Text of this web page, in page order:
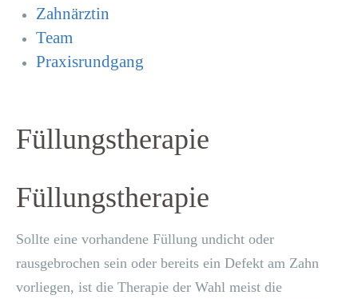
Zahnärztin
Team
Praxisrundgang
Füllungstherapie
Füllungstherapie
Sollte eine vorhandene Füllung undicht oder
rausgebrochen sein oder bereits ein Defekt am Zahn
vorliegen, ist die Therapie der Wahl meist die